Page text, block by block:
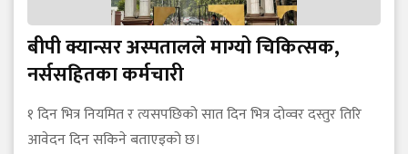
बीपी क्यान्सर अस्पतालले माग्यो चिकित्सक,
नर्ससहितका कर्मचारी
१ दिन भित्र नियमित र त्यसपछिको सात दिन भित्र दोव्वर दस्तुर तिरि
आवेदन दिन सकिने बताएइको छ।